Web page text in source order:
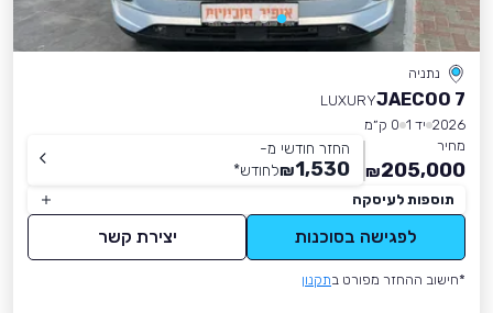
נתניה
JAECOO 7
LUXURY
2026 יד 1
0 ק״מ
מחיר
205,000
₪
החזר חודשי מ-
1,530
₪לחודש*
תוספות לעיסקה
לפגישה בסוכנות יצירת קשר
*חישוב ההחזר מפורט בתקנון